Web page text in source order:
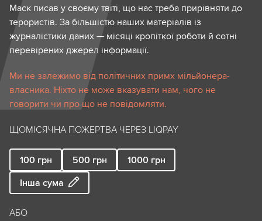
Маск писав у своєму твіті, що нас треба прирівняти до
терористів. За більшістю наших матеріалів із
журналістики даних — місяці кропіткої роботи й сотні
перевірених джерел інформації.
Ми не залежимо від політичних примх мільйонера-
власника. Ніхто не може вказувати нам, чого не
говорити чи про що не повідомляти.
ЩОМІСЯЧНА ПОЖЕРТВА ЧЕРЕЗ LIQPAY
100 грн 500 грн 1000 грн
Інша сума
АБО